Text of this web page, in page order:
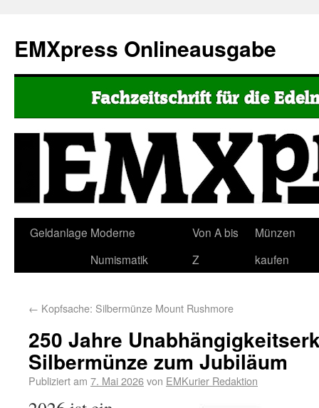
EMXpress Onlineausgabe
Geldanlage Moderne
Numismatik
Von A bis
Z
Münzen
kaufen
← Kopfsache: Silbermünze Mount Rushmore
250 Jahre
Silbermünze zum Jubiläum
Publiziert am 7. Mai 2026von EMKurier Redaktion